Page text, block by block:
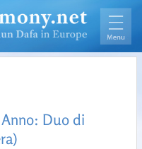
Duo di